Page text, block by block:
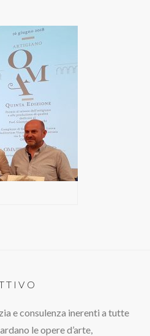
e consulenza inerenti a tutte
le opere d’arte,